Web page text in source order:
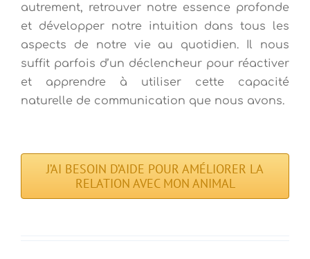
autrement, retrouver notre essence profonde
et développer notre intuition dans tous les
aspects de notre vie au quotidien. Il nous
suffit parfois d’un déclencheur pour réactiver
et apprendre à utiliser cette capacité
naturelle de communication que nous avons.
J’AI BESOIN D’AIDE POUR AMÉLIORER LA
RELATION AVEC MON ANIMAL